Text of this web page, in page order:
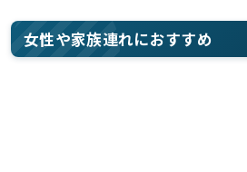
女性や家族連れにおすすめ